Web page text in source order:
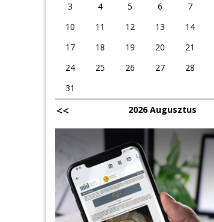
3
4 5 6 7
10
11 12 13 14
17
18 19 20 21
24
25 26 27 28
31
2026 Augusztus